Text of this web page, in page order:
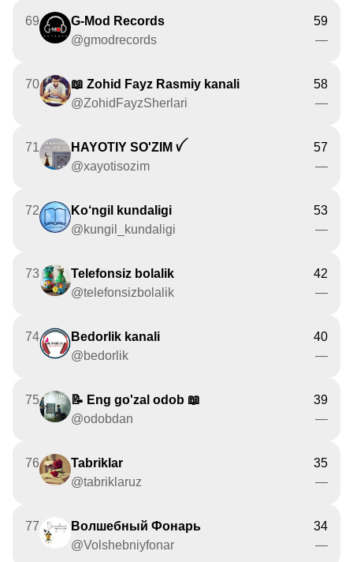
69
G-Mod Records
@gmodrecords
59
—
70
📖 Zohid Fayz Rasmiy kanali
@ZohidFayzSherlari
58
—
71
HAYOTIY SO'ZIM ꪜ
@xayotisozim
57
—
72
Ko‘ngil kundaligi
@kungil_kundaligi
53
—
73
Telefonsiz bolalik
@telefonsizbolalik
42
—
74
Bedorlik kanali
@bedorlik
40
—
75
📝 Eng go'zal odob 📖
@odobdan
39
—
76
Tabriklar
@tabriklaruz
35
—
77
Волшебный Фонарь
@Volshebniyfonar
34
—